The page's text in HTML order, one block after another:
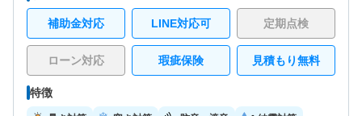
補助金対応 LINE対応可 定期点検
ローン対応 瑕疵保険 見積もり無料
特徴